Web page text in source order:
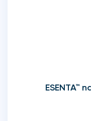
ESENTA™